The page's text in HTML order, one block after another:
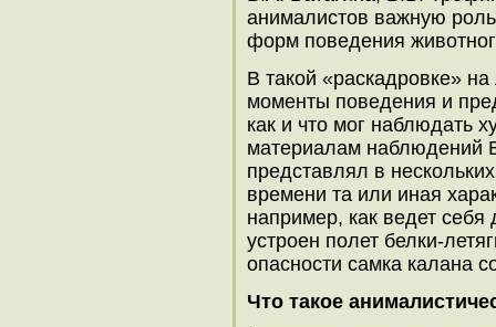
анималистов важную
форм поведения
В такой «раскадровке»
моменты поведения и
как и что мог наблюдать
материалам наблюдений
представлял в
времени та или иная
например, как ведет
устроен полет белки-
опасности самка калана
Что такое